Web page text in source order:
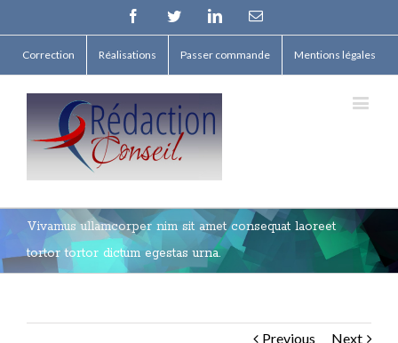
FacebookTwitterLinkedinEmail
Correction Réalisations Passer commande Mentions légales
Vivamus ullamcorper nim sit amet consequat laoreet
tortor tortor dictum egestas urna.
Previous Next